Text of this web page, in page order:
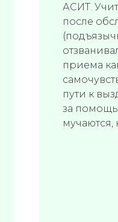
АСИТ.
после
приема
пути к
за
мучаются,